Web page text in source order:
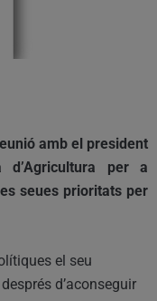
amb el president
per a
seues prioritats per
el seu
d’aconseguir